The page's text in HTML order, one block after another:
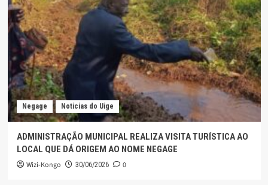
Negage Noticias do Uige
ADMINISTRAÇÃO MUNICIPAL REALIZA VISITA TURÍSTICA AO
LOCAL QUE DÁ ORIGEM AO NOME NEGAGE
Wizi-Kongo 30/06/2026 0